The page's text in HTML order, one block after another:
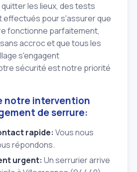
quitter les lieux, des tests
effectués pour s'assurer que
fonctionne parfaitement,
accroc et que tous les
s'engagent
sécurité est notre priorité
notre intervention
de serrure:
rapide: Vous nous
répondons.
urgent: Un serrurier arrive